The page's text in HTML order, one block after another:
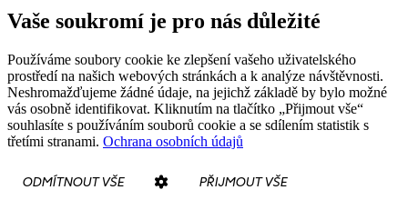
Vaše soukromí je pro nás důležité
Používáme soubory cookie ke zlepšení vašeho uživatelského
prostředí na našich webových stránkách a k analýze návštěvnosti.
Neshromažďujeme žádné údaje, na jejichž základě by bylo možné
vás osobně identifikovat. Kliknutím na tlačítko „Přijmout vše“
souhlasíte s používáním souborů cookie a se sdílením statistik s
třetími stranami. Ochrana osobních údajů
ODMÍTNOUT VŠE PŘIJMOUT VŠE